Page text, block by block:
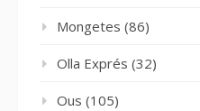
Mongetes (86)
Olla Exprés (32)
Ous (105)